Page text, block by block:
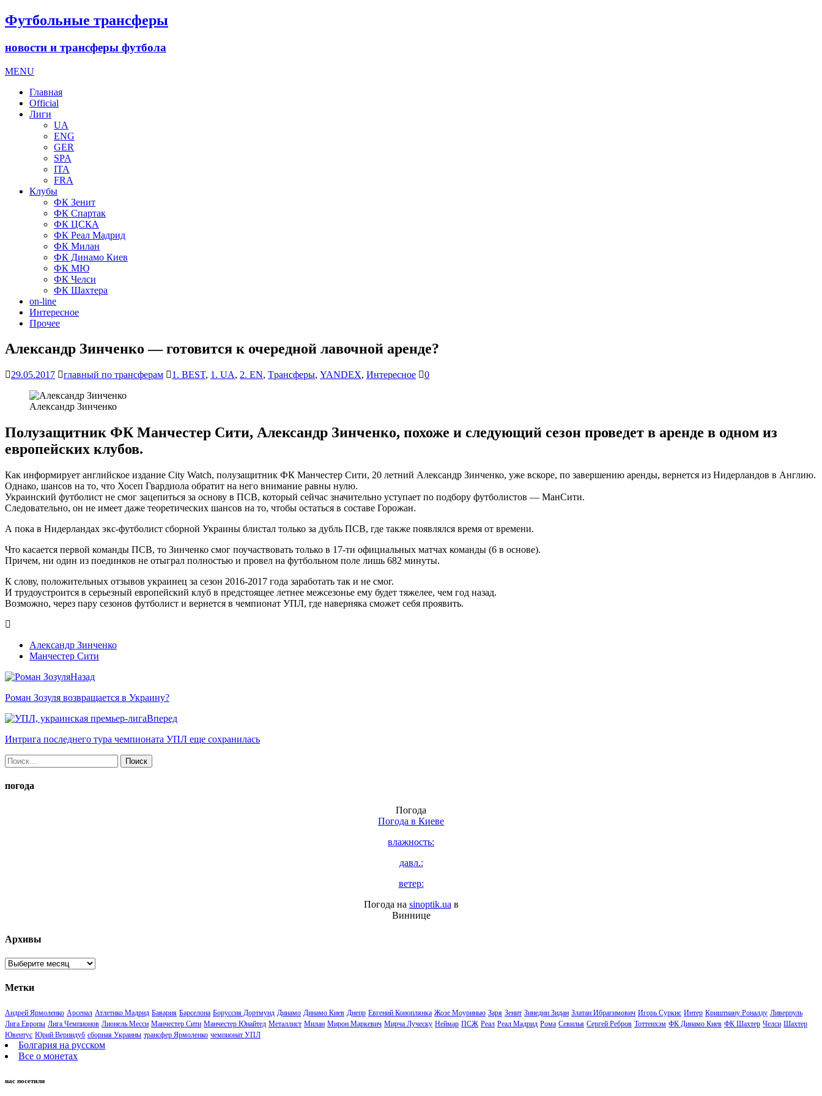
Футбольные трансферы
новости и трансферы футбола
MENU
Главная
Official
Лиги
UA
ENG
GER
SPA
ITA
FRA
Клубы
ФК Зенит
ФК Спартак
ФК ЦСКА
ФК Реал Мадрид
ФК Милан
ФК Динамо Киев
ФК МЮ
ФК Челси
ФК Шахтера
on-line
Интересное
Прочее
Александр Зинченко — готовится к очередной лавочной аренде?
29.05.2017 главный по трансферам 1. BEST, 1. UA, 2. EN, Tрансферы, YANDEX, Интересное 0
Александр Зинченко
Полузащитник ФК Манчестер Сити, Александр Зинченко, похоже и следующий сезон проведет в аренде в одном из
европейских клубов.
Как информирует английское издание City Watch, полузащитник ФК Манчестер Сити, 20 летний Александр Зинченко, уже вскоре, по завершению аренды, вернется из Нидерландов в Англию.
Однако, шансов на то, что Хосеп Гвардиола обратит на него внимание равны нулю.
Украинский футболист не смог зацепиться за основу в ПСВ, который сейчас значительно уступает по подбору футболистов — МанСити.
Следовательно, он не имеет даже теоретических шансов на то, чтобы остаться в составе Горожан.
А пока в Нидерландах экс-футболист сборной Украины блистал только за дубль ПСВ, где также появлялся время от времени.
Что касается первой команды ПСВ, то Зинченко смог поучаствовать только в 17-ти официальных матчах команды (6 в основе).
Причем, ни один из поединков не отыграл полностью и провел на футбольном поле лишь 682 минуты.
К слову, положительных отзывов украинец за сезон 2016-2017 года заработать так и не смог.
И трудоустроится в серьезный европейский клуб в предстоящее летнее межсезонье ему будет тяжелее, чем год назад.
Возможно, через пару сезонов футболист и вернется в чемпионат УПЛ, где наверняка сможет себя проявить.
Александр Зинченко
Манчестер Сити
Назад
Роман Зозуля возвращается в Украину?
Вперед
Интрига последнего тура чемпионата УПЛ еще сохранилась
Найти:
погода
Погода
Погода в Киеве
влажность:
давл.:
ветер:
Погода на sinoptik.ua в
Виннице
Архивы
Архивы
Метки
Андрей Ярмоленко Арсенал Атлетико Мадрид Бавария Барселона Боруссия Дортмунд Динамо Динамо Киев Днепр Евгений Коноплянка Жозе Моуринью Заря Зенит Зинедин Зидан Златан Ибрагимович Игорь Суркис Интер Криштиану Роналду Ливерпуль
Лига Европы Лига Чемпионов Лионель Месси Манчестер Сити Манчестер Юнайтед Металлист Милан Мирон Маркевич Мирча Луческу Неймар ПСЖ Реал Реал Мадрид Рома Севилья Сергей Ребров Тоттенхэм ФК Динамо Киев ФК Шахтер Челси Шахтер
Ювентус Юрий Вернидуб сборная Украины трансфер Ярмоленко чемпионат УПЛ
Болгария на русском
Все о монетах
нас посетили